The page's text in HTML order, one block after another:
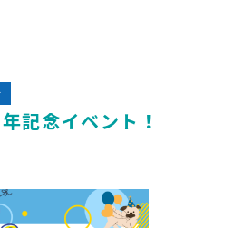
記念イベント！